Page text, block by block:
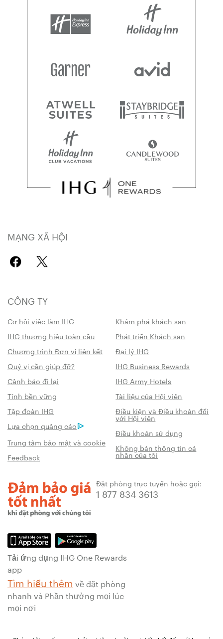
MẠNG XÃ HỘI
CÔNG TY
Cơ hội việc làm IHG
Khám phá khách sạn
IHG thương hiệu toàn cầu
Phát triển Khách sạn
Chương trình Đơn vị liên kết
Đại lý IHG
Quý vị cần giúp đỡ?
IHG Business Rewards
Cảnh báo đi lại
IHG Army Hotels
Tính bền vững
Tài liệu của Hội viên
Tập đoàn IHG
Điều kiện và Điều khoản đối
với Hội viên
Lựa chọn quảng cáo
Điều khoản sử dụng
Trung tâm bảo mật và cookie
Không bán thông tin cá
nhân của tôi
Feedback
Đặt phòng trực tuyến hoặc gọi:
1 877 834 3613
Tải ứng dụng IHG One Rewards
app
Tìm hiểu thêm về đặt phòng
nhanh và Phần thưởng mọi lúc
mọi nơi